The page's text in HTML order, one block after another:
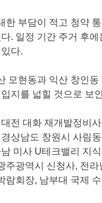
한부담이적고청약
. 일정기간주거후에
다.
모현동과익산창인
지를넓힐것으로보
전대화재개발정비사
경상남도창원시사림
남미사 U테크밸리지식
주광역시신청사, 전
람회장, 남부대국제